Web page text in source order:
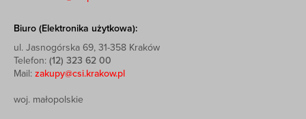
Biuro (Elektronika użytkowa):
ul. Jasnogórska 69, 31-358 Kraków
Telefon: (12) 323 62 00
Mail: zakupy@csi.krakow.pl
woj. małopolskie